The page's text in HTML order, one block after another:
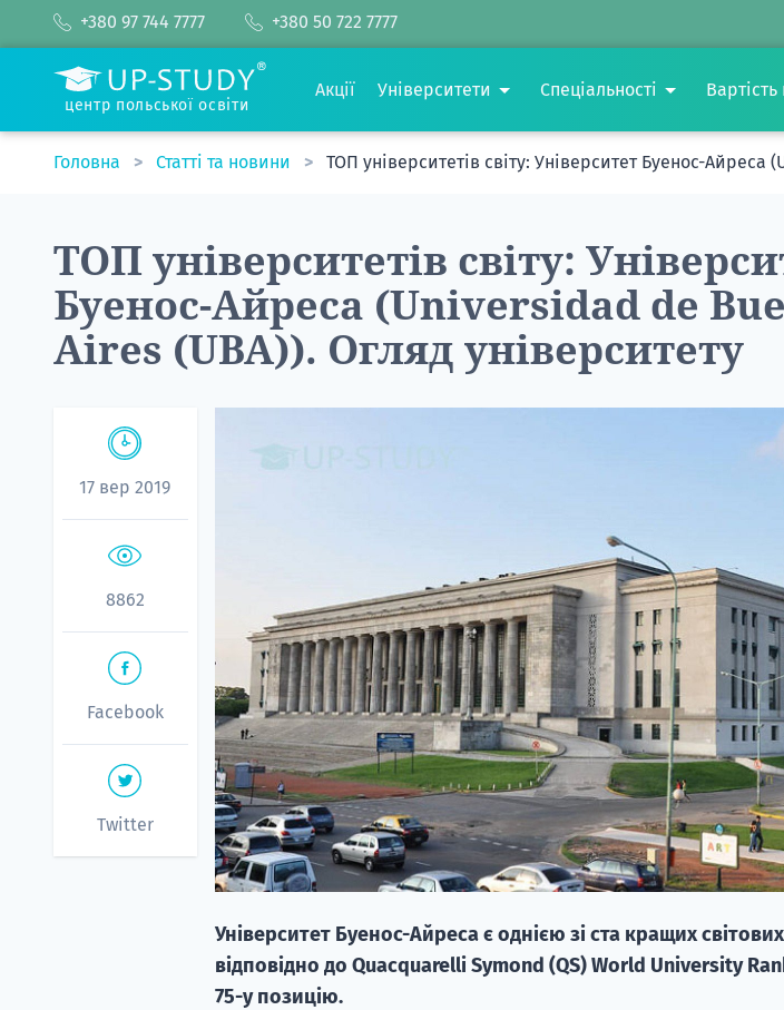
+380 97 744 7777 +380 50 722 7777
центр польської освіти
Акції Університети Спеціальності Вартість
Головна Статті та новини ТОП університетів світу: Університет Буенос-
ТОП університетів світу:
Буенос-Айреса (Universidad de
Aires (UBA)). Огляд університету
17 вер 2019
8862
Facebook
Twitter
Університет Буенос-Айреса є однією зі ста кращих світових
відповідно до Quacquarelli Symond (QS) World University
75-у позицію.